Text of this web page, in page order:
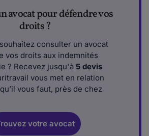
avocat pour défendre vos
droits ?
consulter un avocat
vos droits aux indemnités
? Recevez jusqu'à 5 devis
vous met en relation
vous faut, près de chez
votre avocat